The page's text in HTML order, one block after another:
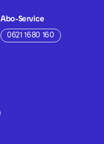
Abo-Service
0621 1680 160